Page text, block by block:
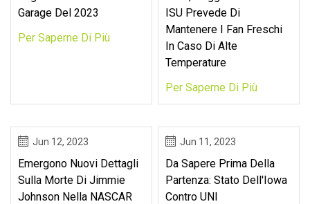
Garage Del 2023
Per Saperne Di Più
ISU Prevede Di
Mantenere I Fan Freschi
In Caso Di Alte
Temperature
Per Saperne Di Più
Jun 12, 2023
Emergono Nuovi Dettagli
Sulla Morte Di Jimmie
Johnson Nella NASCAR
Jun 11, 2023
Da Sapere Prima Della
Partenza: Stato Dell'Iowa
Contro UNI